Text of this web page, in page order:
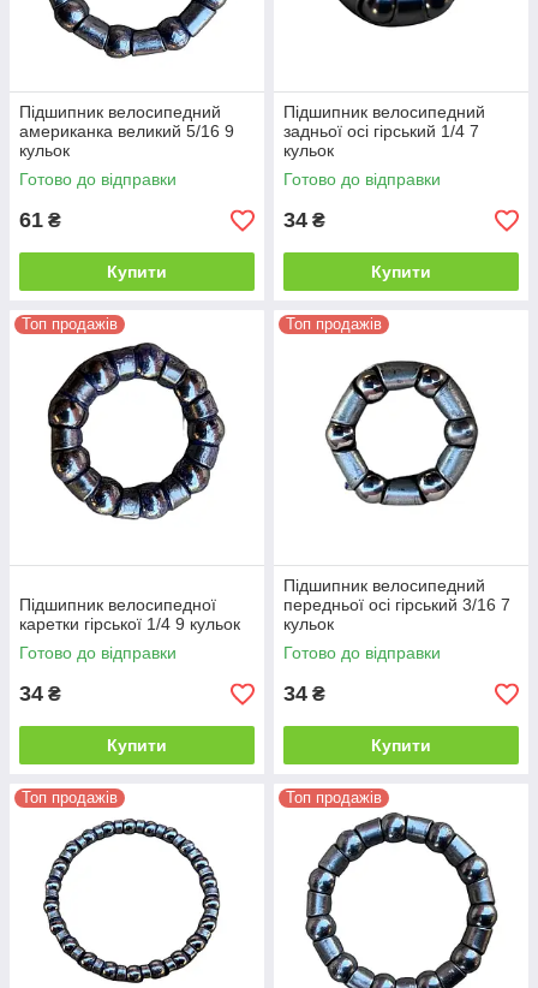
Підшипник велосипедний
американка великий 5/16 9
кульок
Готово до відправки
61 ₴
Купити
Підшипник велосипедний
задньої осі гірський 1/4 7
кульок
Готово до відправки
34 ₴
Купити
Топ продажів
Підшипник велосипедної
каретки гірської 1/4 9 кульок
Готово до відправки
34 ₴
Купити
Топ продажів
Підшипник велосипедний
передньої осі гірський 3/16 7
кульок
Готово до відправки
34 ₴
Купити
Топ продажів Топ продажів